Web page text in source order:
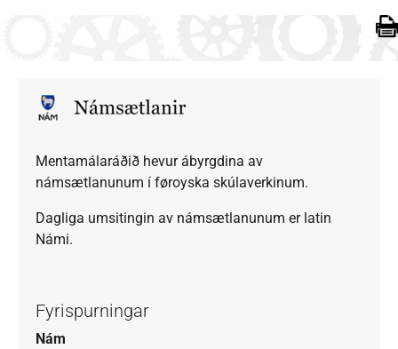
Mentamálaráðið hevur ábyrgdina av
námsætlanunum í føroyska skúlaverkinum.
Dagliga umsitingin av námsætlanunum er latin
Námi.
Fyrispurningar
Nám